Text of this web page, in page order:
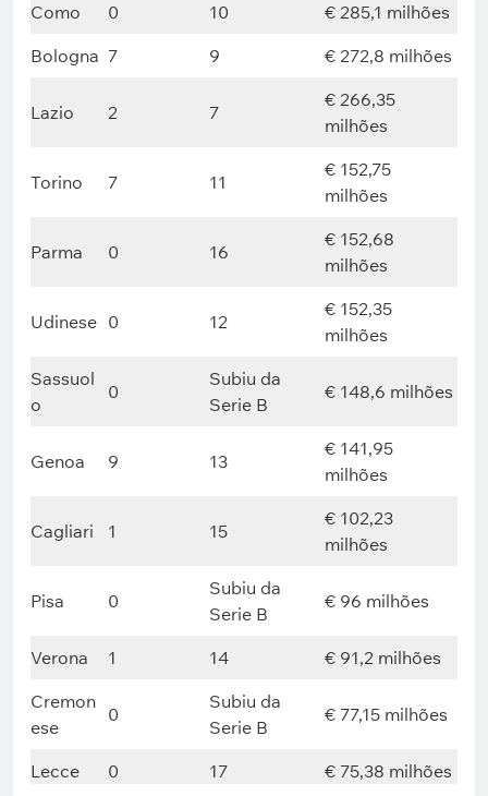
Como
0 10
€ 285,1 milhões
Bologna 7 9 € 272,8 milhões
Lazio 2 7
€ 266,35
milhões
Torino 7 11
€ 152,75
milhões
Parma 0 16
€ 152,68
milhões
Udinese 0 12
€ 152,35
milhões
Sassuol
o
0
Subiu da
Serie B
€ 148,6 milhões
Genoa 9 13
€ 141,95
milhões
Cagliari 1 15
€ 102,23
milhões
Pisa 0
Subiu da
Serie B
€ 96 milhões
Verona 1 14
€ 91,2 milhões
Cremon
ese
0
Subiu da
Serie B
€ 77,15 milhões
Lecce 0 17 € 75,38 milhões